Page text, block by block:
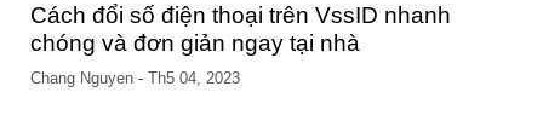
Cách đổi số điện thoại trên VssID nhanh
chóng và đơn giản ngay tại nhà
Chang Nguyen - Th5 04, 2023